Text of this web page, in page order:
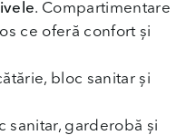
. Compartimentare
ce oferă confort și
bloc sanitar și
sanitar, garderobă și